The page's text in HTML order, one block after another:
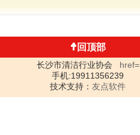
回顶部
长沙市清洁行业协会 href=
手机:19911356239
技术支持： 友点软件